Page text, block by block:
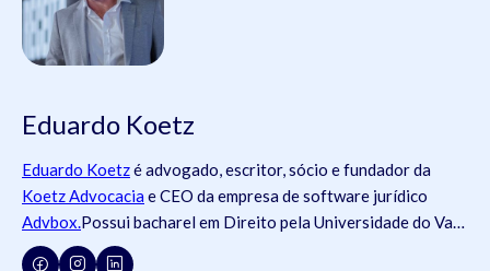
Eduardo Koetz
Eduardo Koetzé advogado, escritor, sócio e fundador da
Koetz Advocacia e CEO da empresa de software jurídico
Advbox.Possui bacharel em Direito pela Universidade do Vale
do Rio dos Sinos (